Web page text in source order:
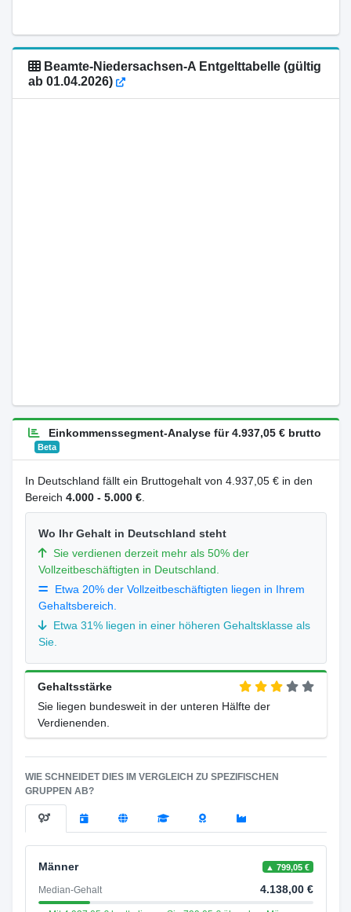
Beamte-Niedersachsen-A Entgelttabelle (gültig
ab 01.04.2026)
Einkommenssegment-Analyse für 4.937,05 € brutto
Beta
In Deutschland fällt ein Bruttogehalt von 4.937,05 € in den
Bereich 4.000 - 5.000 €.
Wo Ihr Gehalt in Deutschland steht
Sie verdienen derzeit mehr als 50% der
Vollzeitbeschäftigten in Deutschland.
Etwa 20% der Vollzeitbeschäftigten liegen in Ihrem
Gehaltsbereich.
Etwa 31% liegen in einer höheren Gehaltsklasse als
Sie.
Gehaltsstärke
Sie liegen bundesweit in der unteren Hälfte der
Verdienenden.
WIE SCHNEIDET DIES IM VERGLEICH ZU SPEZIFISCHEN
GRUPPEN AB?
Männer ▲ 799,05 €
Median-Gehalt 4.138,00 €